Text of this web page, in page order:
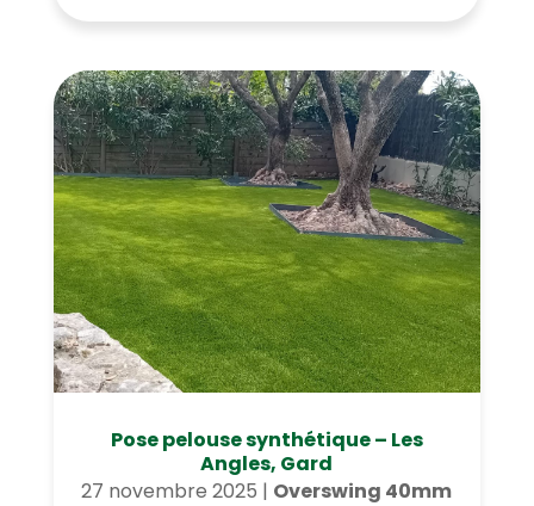
Pose pelouse synthétique – Les
Angles, Gard
27 novembre 2025 | Overswing 40mm